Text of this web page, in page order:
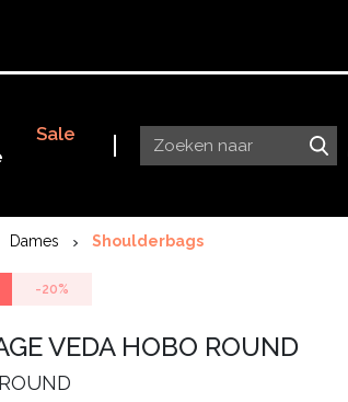
Sale
Dames Shoulderbags
-20%
VEDA HOBO ROUND